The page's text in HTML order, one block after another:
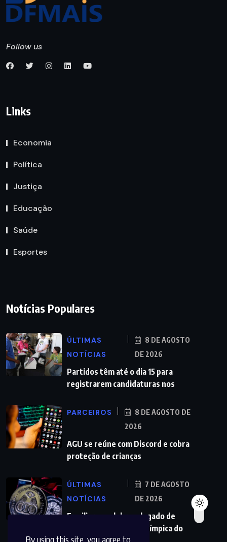
By using this site, you agree to
Follow us
Links
Economia
Política
Justiça
Educação
Saúde
Esportes
Notícias Populares
ÚLTIMAS
NOTÍCIAS
8 DE AGOSTO
DE 2026
Partidos têm até o dia 15 para
registrarem candidaturas nos
PARCEIROS
8 DE AGOSTO DE
2026
AGU se reúne com Discord e cobra
proteção de crianças
ÚLTIMAS
NOTÍCIAS
7 DE AGOSTO
DE 2026
Familiares celebram legado de
primeira medalha paralímpica do